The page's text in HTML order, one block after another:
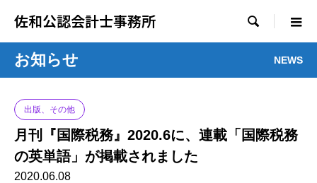
佐和公認会計士事務所 
お知らせ NEWS
出版、その他
月刊『国際税務』2020.6に、連載「国際税務
の英単語」が掲載されました
2020.06.08